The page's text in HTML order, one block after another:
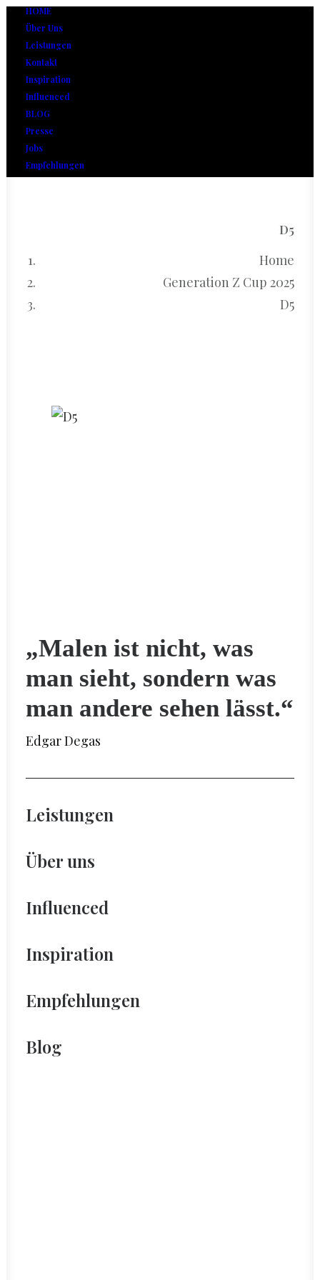
HOME
Über Uns
Leistungen
Kontakt
Inspiration
Influenced
BLOG
Presse
Jobs
Empfehlungen
D5
Home
Generation Z Cup 2025
D5
„Malen ist nicht, was
man sieht, sondern was
man andere sehen lässt.“
Edgar Degas
Leistungen
Über uns
Influenced
Inspiration
Empfehlungen
Blog